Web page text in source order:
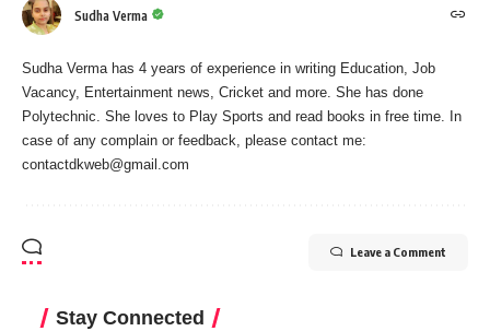
Sudha Verma
Sudha Verma has 4 years of experience in writing Education, Job
Vacancy, Entertainment news, Cricket and more. She has done
Polytechnic. She loves to Play Sports and read books in free time. In
case of any complain or feedback, please contact me:
contactdkweb@gmail.com
Leave a Comment
Stay Connected